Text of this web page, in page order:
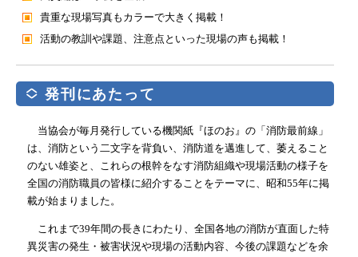
貴重な現場写真もカラーで大きく掲載！
活動の教訓や課題、注意点といった現場の声も掲載！
発刊にあたって
当協会が毎月発行している機関紙『ほのお』の「消防最前線」
は、消防という二文字を背負い、消防道を邁進して、萎えること
のない雄姿と、これらの根幹をなす消防組織や現場活動の様子を
全国の消防職員の皆様に紹介することをテーマに、昭和55年に掲
載が始まりました。
これまで39年間の長きにわたり、全国各地の消防が直面した特
異災害の発生・被害状況や現場の活動内容、今後の課題などを余